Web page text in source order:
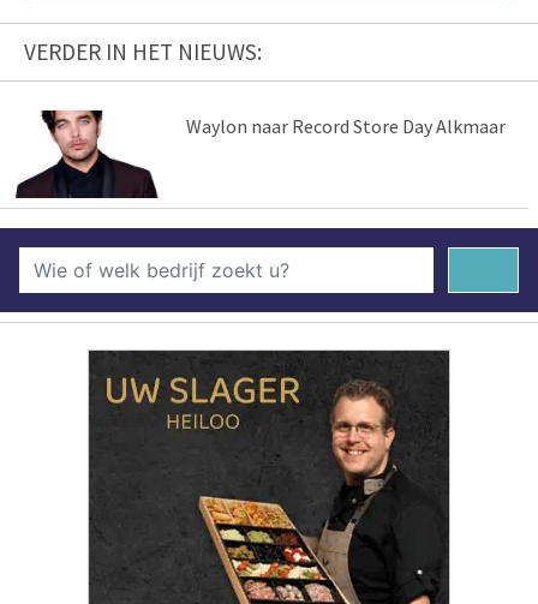
VERDER IN HET NIEUWS:
Waylon naar Record Store Day Alkmaar